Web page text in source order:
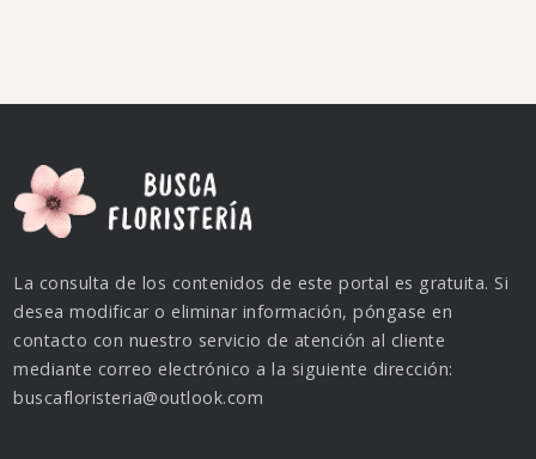
La consulta de los contenidos de este portal es gratuita. Si
desea modificar o eliminar información, póngase en
contacto con nuestro servicio de atención al cliente
mediante correo electrónico a la siguiente dirección:
buscafloristeria@outlook.com